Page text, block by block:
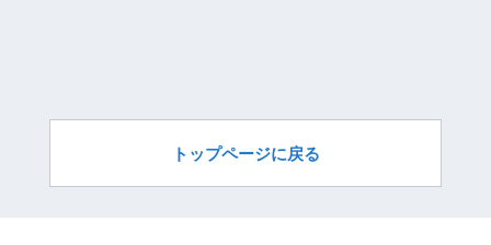
トップページに戻る